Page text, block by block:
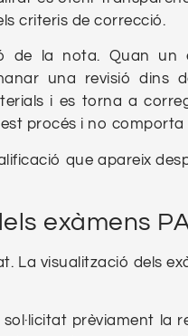
criteris de correcció.
de la nota. Quan un
una revisió dins
i es torna a
procés i no
que apareix
exàmens
La visualització dels
prèviament la